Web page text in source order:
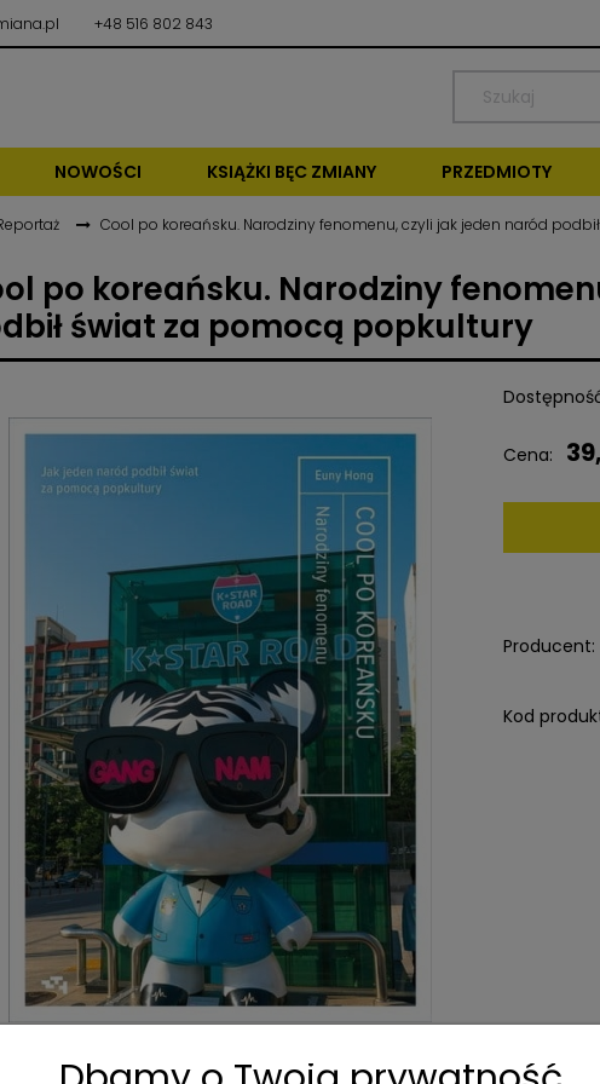
+48 516 802 843
NOWOŚCI KSIĄŻKI BĘC ZMIANY PRZEDMIOTY
Cool po koreańsku. Narodziny fenomenu, czyli jak jeden naród
po koreańsku. Narodziny
świat za pomocą popkultury
Cena:
Producent:
Kod